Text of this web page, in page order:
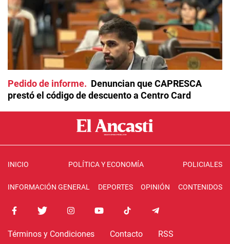
Pedido de informe
Denuncian que CAPRESCA
prestó el código de descuento a Centro Card
INICIO POLÍTICA Y ECONOMÍA POLICIALES
INFORMACIÓN GENERAL DEPORTES OPINIÓN CONTENIDOS
Términos y Condiciones Contacto RSS